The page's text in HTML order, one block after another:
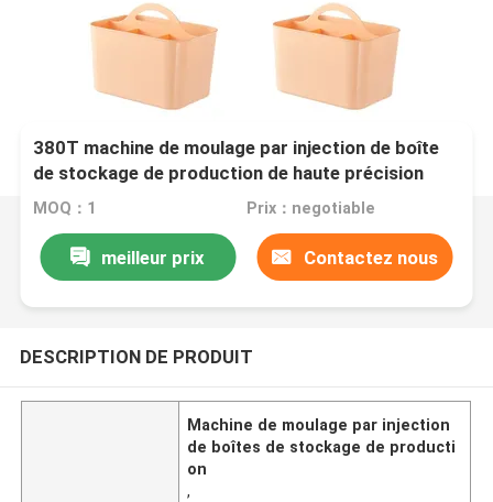
380T machine de moulage par injection de boîte
de stockage de production de haute précision
MOQ：1 Prix：negotiable
meilleur prix Contactez nous
DESCRIPTION DE PRODUIT
Machine de moulage par injection
de boîtes de stockage de producti
on
,